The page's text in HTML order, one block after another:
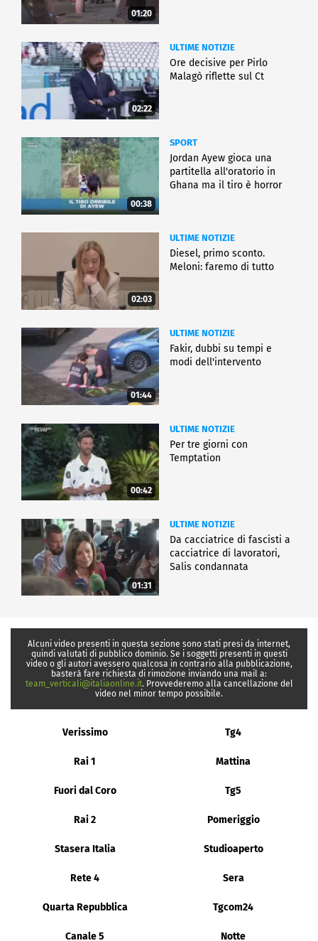
01:20
02:22
ULTIME NOTIZIE
Ore decisive per Pirlo
Malagò riflette sul Ct
00:38
SPORT
Jordan Ayew gioca una
partitella all'oratorio in
Ghana ma il tiro è horror
02:03
ULTIME NOTIZIE
Diesel, primo sconto.
Meloni: faremo di tutto
01:44
ULTIME NOTIZIE
Fakir, dubbi su tempi e
modi dell'intervento
00:42
ULTIME NOTIZIE
Per tre giorni con
Temptation
01:31
ULTIME NOTIZIE
Da cacciatrice di fascisti a
cacciatrice di lavoratori,
Salis condannata
Alcuni video presenti in questa sezione sono stati presi da internet,
quindi valutati di pubblico dominio. Se i soggetti presenti in questi
video o gli autori avessero qualcosa in contrario alla pubblicazione,
basterà fare richiesta di rimozione inviando una mail a:
team_verticali@italiaonline.it. Provvederemo alla cancellazione del
video nel minor tempo possibile.
Verissimo Tg4
Rai 1 Mattina
Fuori dal Coro Tg5
Rai 2 Pomeriggio
Stasera Italia Studioaperto
Rete 4 Sera
Quarta Repubblica Tgcom24
Canale 5 Notte